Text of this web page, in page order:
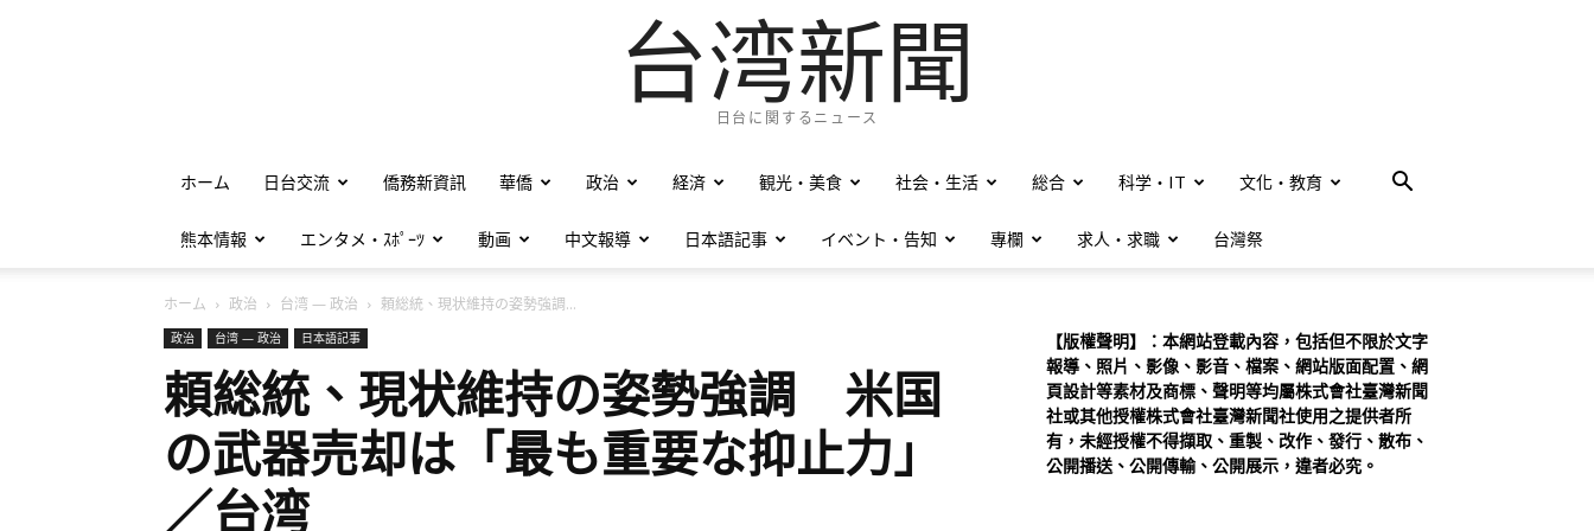
台湾新聞
日台に関するニュース
ホーム 日台交流 僑務新資訊 華僑 政治 経済 観光・美食 社会・生活 総合 科学・IT 文化・教育
熊本情報 エンタメ・ｽﾎﾟｰﾂ 動画 中文報導 日本語記事 イベント・告知 專欄 求人・求職 台灣祭
ホーム 政治 台湾 — 政治 頼総統、現状維持の姿勢強調...
政治 台湾 — 政治 日本語記事
頼総統、現状維持の姿勢強調 米国
の武器売却は「最も重要な抑止力」
／台湾
【版權聲明】：本網站登載內容，包括但不限於文字
報導、照片、影像、影音、檔案、網站版面配置、網
頁設計等素材及商標、聲明等均屬株式會社臺灣新聞
社或其他授權株式會社臺灣新聞社使用之提供者所
有，未經授權不得擷取、重製、改作、發行、散布、
公開播送、公開傳輸、公開展示，違者必究。